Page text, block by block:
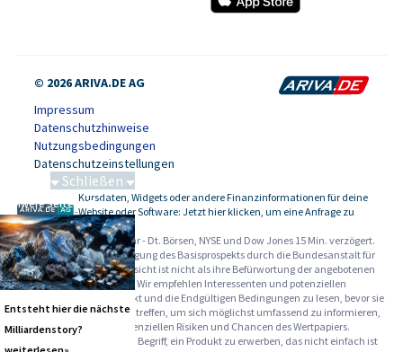
© 2026 ARIVA.DE AG
Impressum
Datenschutzhinweise
Nutzungsbedingungen
Datenschutzeinstellungen
-
Kursdaten, Widgets oder andere Finanzinformationen für deine
Website oder Software: Jetzt hier klicken, um eine Anfrage zu
stellen.
Alle Angaben ohne Gewähr - Dt. Börsen, NYSE und Dow Jones 15 Min. verzögert.
Werbehinweise:Die Billigung des Basisprospekts durch die Bundesanstalt für
Finanzdienstleistungsaufsicht ist nicht als ihre Befürwortung der angebotenen
Wertpapiere zu verstehen. Wir empfehlen Interessenten und potenziellen
Anlegern den Basisprospekt und die Endgültigen Bedingungen zu lesen, bevor sie
eine Anlageentscheidung treffen, um sich möglichst umfassend zu informieren,
insbesondere über die potenziellen Risiken und Chancen des Wertpapiers.
Warnhinweise: Sie sind im Begriff, ein Produkt zu erwerben, das nicht einfach ist
Schließen
Schwere Seltene Erden
Entsteht hier die nächste
Milliardenstory?